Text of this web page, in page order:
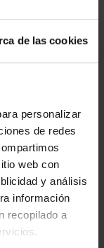
de las cookies
personalizar
de redes
web con
y análisis
información
recopilado a
Sede